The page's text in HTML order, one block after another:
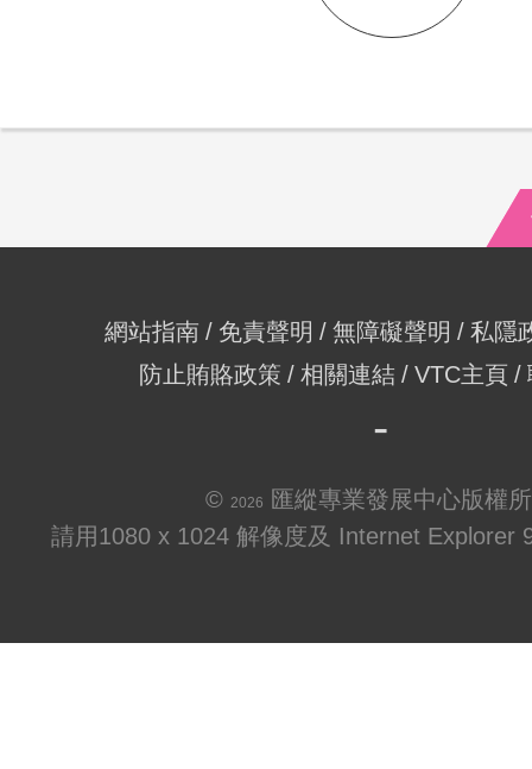
網站指南 免責聲明 無障礙聲明
私隱
防止賄賂政策
相關連結 VTC主頁
© 2026
匯縱專業發展中心版權
請用1080 x 1024 解像度及 Internet Explorer